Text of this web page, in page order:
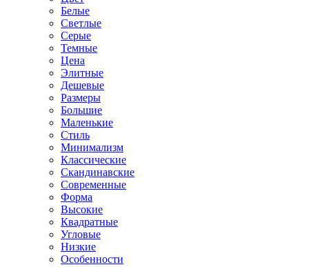
Белые
Светлые
Серые
Темные
Цена
Элитные
Дешевые
Размеры
Большие
Маленькие
Стиль
Минимализм
Классические
Скандинавские
Современные
Форма
Высокие
Квадратные
Угловые
Низкие
Особенности